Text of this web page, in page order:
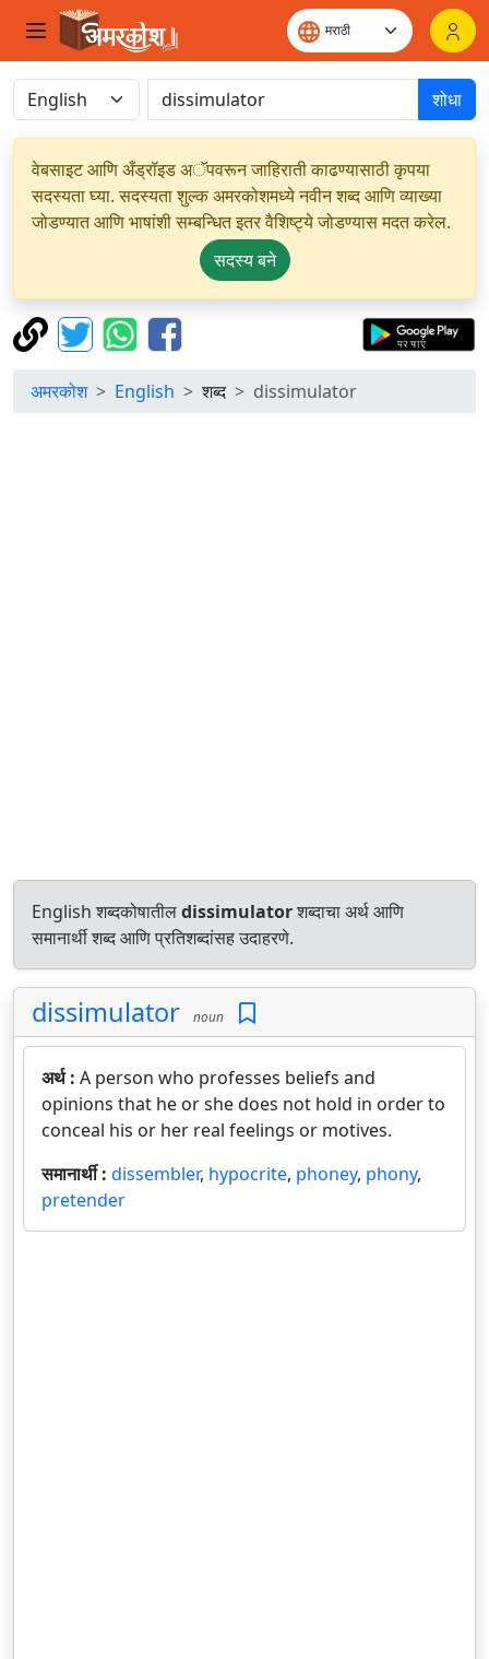
शोधा
वेबसाइट आणि अँड्रॉइड अॅपवरून जाहिराती काढण्यासाठी कृपया
सदस्यता घ्या. सदस्यता शुल्क अमरकोशमध्ये नवीन शब्द आणि व्याख्या
जोडण्यात आणि भाषांशी सम्बन्धित इतर वैशिष्ट्ये जोडण्यास मदत करेल.
सदस्य बने
अमरकोश English शब्द dissimulator
English शब्दकोषातीलdissimulatorशब्दाचा अर्थ आणि
समानार्थी शब्द आणि प्रतिशब्दांसह उदाहरणे.
dissimulator noun
अर्थ : A person who professes beliefs and
opinions that he or she does not hold in order to
conceal his or her real feelings or motives.
समानार्थी : dissembler, hypocrite, phoney, phony,
pretender